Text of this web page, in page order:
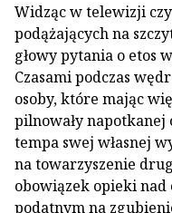
Widząc w telewizji czy
podążających na
głowy pytania o etos
Czasami podczas
osoby, które mając
pilnowały napotkanej
tempa swej własnej
na towarzyszenie
obowiązek opieki nad
podatnym na